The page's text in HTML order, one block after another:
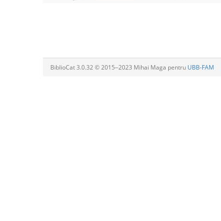
BiblioCat 3.0.32 © 2015‒2023 Mihai Maga pentru UBB-FAM